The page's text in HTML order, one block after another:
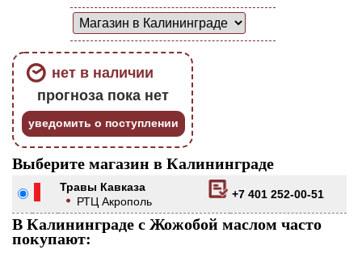
нет в наличии
прогноза пока нет
уведомить о поступлении
Выберите магазин в Калининграде
Травы Кавказа
РТЦ Акрополь
+7 401 252-00-51
В Калининграде с Жожобой маслом часто
покупают: